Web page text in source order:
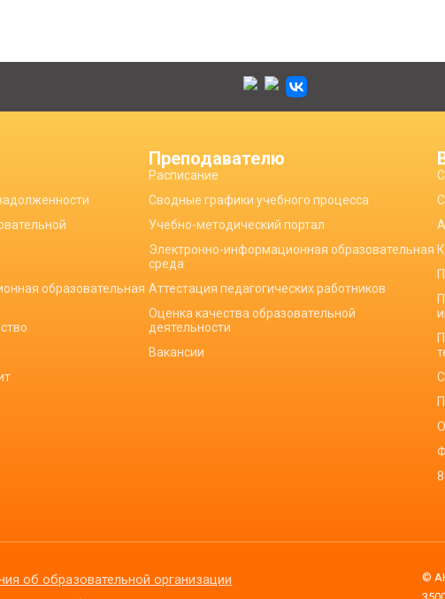
образовательная
Преподавателю
Расписание
Сводные графики учебного процесса
Учебно-методический портал
Электронно-информационная образовательная
среда
Аттестация педагогических работников
Оценка качества образовательной
деятельности
Вакансии
об образовательной организации
©